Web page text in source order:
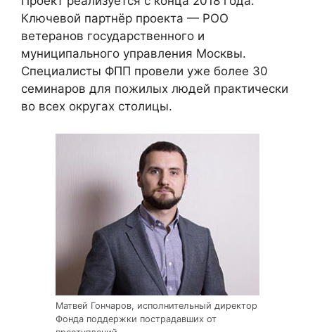
Ключевой партнёр проекта — РОО
ветеранов государственного и
муниципального управления Москвы.
Специалисты ФПП провели уже более 30
семинаров для пожилых людей практически
во всех округах столицы.
Матвей Гончаров, исполнительный директор
Фонда поддержки пострадавших от